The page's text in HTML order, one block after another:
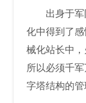
出身于
化中得到了
械化站长中，
所以必须千
字塔结构的管